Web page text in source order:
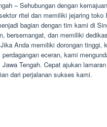
– Sehubungan dengan
ritel dan memiliki jejaring toko
bagian dengan tim kami di
bersemangat, dan memiliki
Anda memiliki dorongan tinggi,
eceran, kami
Tengah. Cepat ajukan
dari perjalanan sukses kami.